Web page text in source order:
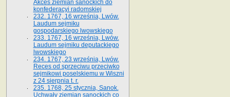
Akces ziemian sanockich do
konfederacyi radomskiej
232. 1767, 16 września, Lwów.
Laudum sejmiku
gospodarskiego lwowskiego
233. 1767, 16 września, Lwów.
Laudum sejmiku deputackiego
lwowskiego
234. 1767, 23 września, Lwów.
Reces od sprzeciwu przeciwko
sejmikowi poselskiemu w Wiszni
z 24 sierpnia t. r.
235. 1768, 25 stycznia, Sanok.
Uchwały ziemian sanockich co